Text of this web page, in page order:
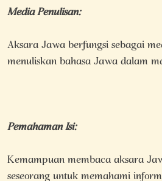
Media Penulisan:
Aksara Jawa berfungsi sebagai
menuliskan bahasa Jawa dalam
Pemahaman Isi:
Kemampuan membaca aksara